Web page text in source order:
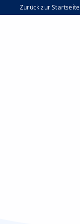
Zurück zur Startseite